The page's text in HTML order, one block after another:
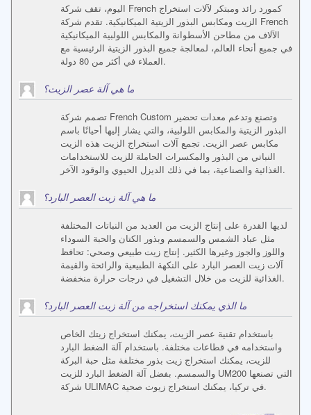
اليوم، تقف شركة French كمورد رائد ومبتكر لآلات استخراج
الزيت ومكابس البذور الزيتية الميكانيكية. تقدم شركة French
الآلاف من مطاحن الأسطوانة والمكابس اللولبية الميكانيكية
في جميع أنحاء العالم، لمعالجة جميع البذور الزيتية الرئيسية مع
العملاء في أكثر من 80 دولة.
ما هي آلة عصر الزيت؟
تصمم شركة French Custom وتصنع وتدعم معدات تحضير
البذور الزيتية والمكابس اللولبية، والتي يشار إليها أحيانًا باسم
مكابس عصر الزيت. تجمع آلات استخراج الزيت هذه الزيت
النباتي من البذور والمكسرات الحاملة للزيت للاستخدامات
الغذائية والصناعية، بما في ذلك الديزل الحيوي والوقود الآخر.
ما هي آلة زيت العصر البارد؟
لديها القدرة على إنتاج الزيت من العديد من النباتات المختلفة
مثل عباد الشمس والسمسم وبذور الكتان والحبة السوداء
واللوز والجوز وغيرها الكثير. إنتاج زيت طبيعي وصحي: تحافظ
آلات زيت العصر البارد على النكهة الطبيعية والرائحة والقيمة
الغذائية للزيت من خلال التشغيل في درجات حرارة منخفضة.
ما الذي يمكنك استخراجه من آلة زيت العصر البارد؟
باستخدام تقنية عصر الزيت، يمكنك استخراج زيتك الخاص
واستخدامه في قطاعات مختلفة. باستخدام آلة الضغط البارد
للزيت، يمكنك استخراج زيت بذور مختلفة مثل حبة البركة
والسمسم. بفضل آلة الضغط البارد للزيت UM200 التي تصنعها
شركة ULIMAC في تركيا، يمكنك استخراج زيوت صحية.